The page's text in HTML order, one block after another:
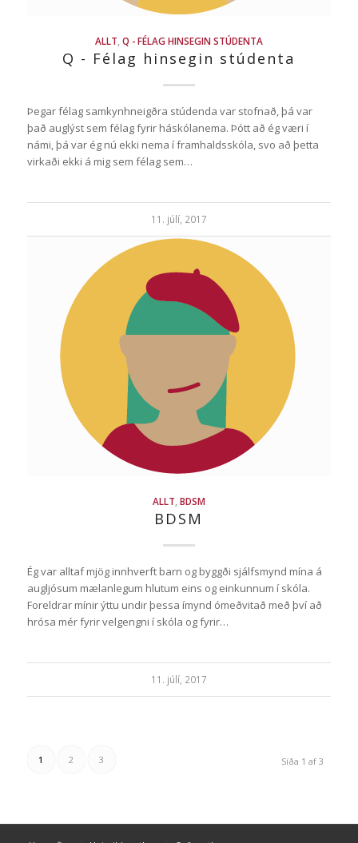
ALLT Q - FÉLAG HINSEGIN STÚDENTA
Q - Félag hinsegin stúdenta
Þegar félag samkynhneigðra stúdenda var stofnað, þá var
það auglýst sem félag fyrir háskólanema. Þótt að ég væri í
námi, þá var ég nú ekki nema í framhaldsskóla, svo að þetta
virkaði ekki á mig sem félag sem…
11. júlí, 2017
ALLT BDSM
BDSM
Ég var alltaf mjög innhverft barn og byggði sjálfsmynd mína á
augljósum mælanlegum hlutum eins og einkunnum í skóla.
Foreldrar mínir ýttu undir þessa ímynd ómeðvitað með því að
hrósa mér fyrir velgengni í skóla og fyrir…
11. júlí, 2017
Síða 1 af 3
1 2 3